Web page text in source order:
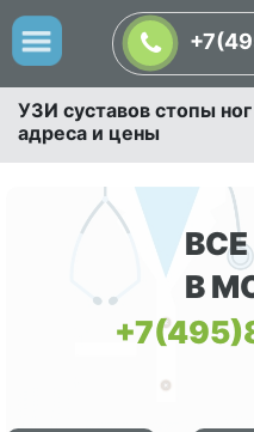
УЗИ суставов стопы
адреса и цены
В